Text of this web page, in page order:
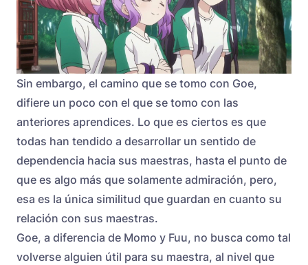
Sin embargo, el camino que se tomo con Goe,
difiere un poco con el que se tomo con las
anteriores aprendices. Lo que es ciertos es que
todas han tendido a desarrollar un sentido de
dependencia hacia sus maestras, hasta el punto de
que es algo más que solamente admiración, pero,
esa es la única similitud que guardan en cuanto su
relación con sus maestras.
Goe, a diferencia de Momo y Fuu, no busca como tal
volverse alguien útil para su maestra, al nivel que